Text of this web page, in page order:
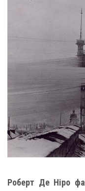
Роберт Де Ніро